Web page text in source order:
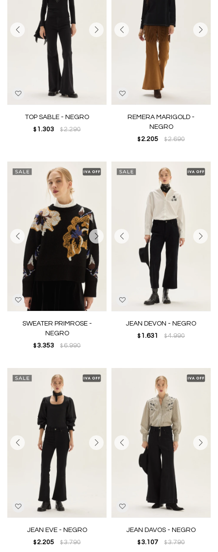
TOP SABLE - NEGRO
$ 1.303 $2.290
REMERA MARIGOLD -
NEGRO
$ 2.205 $2.690
SWEATER PRIMROSE -
NEGRO
$ 3.353 $6.990
JEAN DEVON - NEGRO
$ 1.631 $4.990
JEAN EVE - NEGRO
$ 2.205 $3.790
JEAN DAVOS - NEGRO
$ 3.107 $3.790